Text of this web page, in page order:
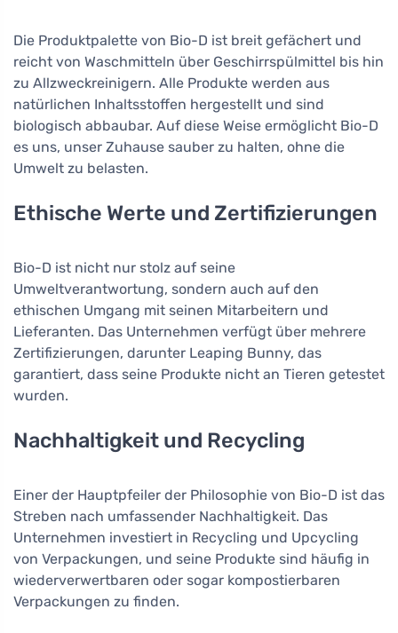
Die Produktpalette von Bio-D ist breit gefächert und
reicht von Waschmitteln über Geschirrspülmittel bis hin
zu Allzweckreinigern. Alle Produkte werden aus
natürlichen Inhaltsstoffen hergestellt und sind
biologisch abbaubar. Auf diese Weise ermöglicht Bio-D
es uns, unser Zuhause sauber zu halten, ohne die
Umwelt zu belasten.
Ethische Werte und Zertifizierungen
Bio-D ist nicht nur stolz auf seine
Umweltverantwortung, sondern auch auf den
ethischen Umgang mit seinen Mitarbeitern und
Lieferanten. Das Unternehmen verfügt über mehrere
Zertifizierungen, darunter Leaping Bunny, das
garantiert, dass seine Produkte nicht an Tieren getestet
wurden.
Nachhaltigkeit und Recycling
Einer der Hauptpfeiler der Philosophie von Bio-D ist das
Streben nach umfassender Nachhaltigkeit. Das
Unternehmen investiert in Recycling und Upcycling
von Verpackungen, und seine Produkte sind häufig in
wiederverwertbaren oder sogar kompostierbaren
Verpackungen zu finden.